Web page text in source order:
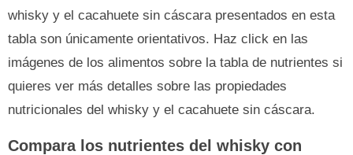
whisky y el cacahuete sin cáscara presentados en esta
tabla son únicamente orientativos. Haz click en las
imágenes de los alimentos sobre la tabla de nutrientes si
quieres ver más detalles sobre las propiedades
nutricionales del whisky y el cacahuete sin cáscara.
Compara los nutrientes del whisky con